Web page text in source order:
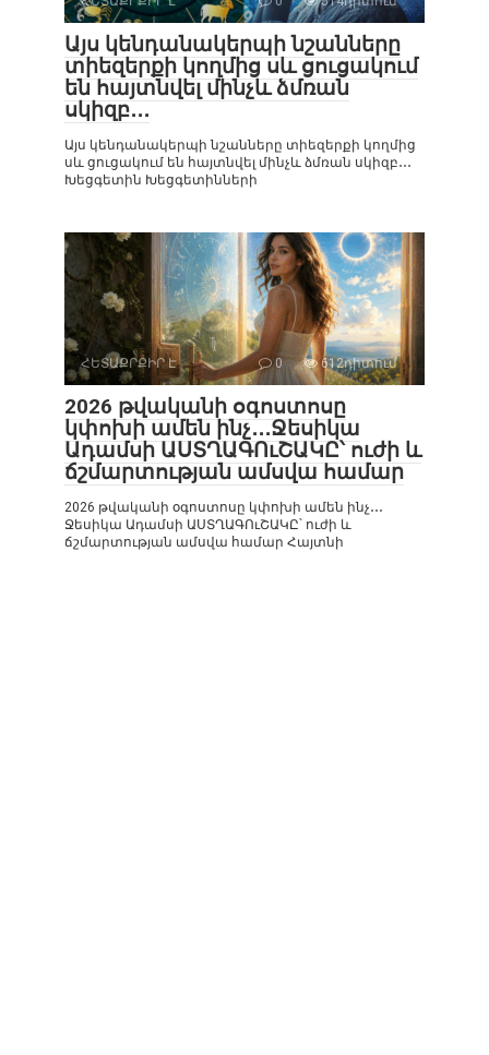
Այս կենդանակերպի նշանները
տիեզերքի կողմից սև ցուցակում
են հայտնվել մինչև ձմռան
սկիզբ․․․
Այս կենդանակերպի նշանները տիեզերքի կողմից
սև ցուցակում են հայտնվել մինչև ձմռան սկիզբ․․․
Խեցգետին Խեցգետինների
ՀԵՏԱՔՐՔԻՐ Է 0 612դիտում
2026 թվականի օգոստոսը
կփոխի ամեն ինչ․․․Ջեսիկա
Ադամսի ԱՍՏՂԱԳՈւՇԱԿԸ՝ ուժի և
ճշմարտության ամսվա համար
2026 թվականի օգոստոսը կփոխի ամեն ինչ․․․
Ջեսիկա Ադամսի ԱՍՏՂԱԳՈւՇԱԿԸ՝ ուժի և
ճշմարտության ամսվա համար Հայտնի